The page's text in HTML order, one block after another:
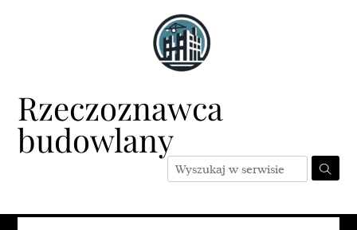
Rzeczoznawca
budowlany